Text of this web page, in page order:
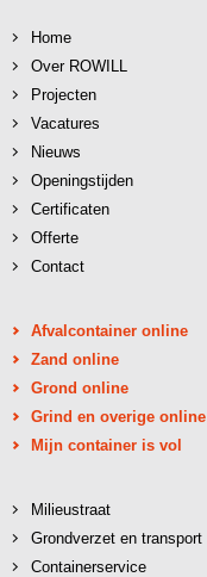
Home
Over ROWILL
Projecten
Vacatures
Nieuws
Openingstijden
Certificaten
Offerte
Contact
Afvalcontainer online
Zand online
Grond online
Grind en overige online
Mijn container is vol
Milieustraat
Grondverzet en transport
Containerservice